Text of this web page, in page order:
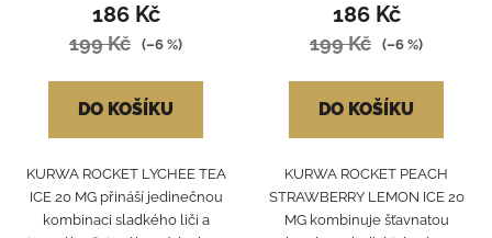
186 Kč
199 Kč (–6 %)
DO KOŠÍKU
KURWA ROCKET LYCHEE TEA
ICE 20 MG přináší jedinečnou
kombinaci sladkého liči a
186 Kč
199 Kč (–6 %)
DO KOŠÍKU
KURWA ROCKET PEACH
STRAWBERRY LEMON ICE 20
MG kombinuje šťavnatou